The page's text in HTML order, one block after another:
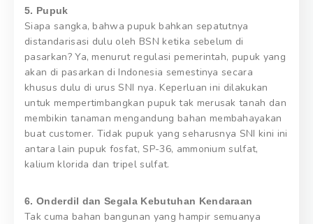
5. Pupuk
Siapa sangka, bahwa pupuk bahkan sepatutnya
distandarisasi dulu oleh BSN ketika sebelum di
pasarkan? Ya, menurut regulasi pemerintah, pupuk yang
akan di pasarkan di Indonesia semestinya secara
khusus dulu di urus SNI nya. Keperluan ini dilakukan
untuk mempertimbangkan pupuk tak merusak tanah dan
membikin tanaman mengandung bahan membahayakan
buat customer. Tidak pupuk yang seharusnya SNI kini ini
antara lain pupuk fosfat, SP-36, ammonium sulfat,
kalium klorida dan tripel sulfat.
6. Onderdil dan Segala Kebutuhan Kendaraan
Tak cuma bahan bangunan yang hampir semuanya